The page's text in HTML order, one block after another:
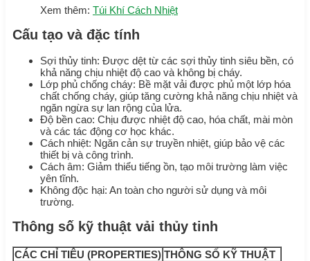
Xem thêm: Túi Khí Cách Nhiệt
Cấu tạo và đặc tính
Sợi thủy tinh: Được dệt từ các sợi thủy tinh siêu bền, có
khả năng chịu nhiệt độ cao và không bị cháy.
Lớp phủ chống cháy: Bề mặt vải được phủ một lớp hóa
chất chống cháy, giúp tăng cường khả năng chịu nhiệt và
ngăn ngừa sự lan rộng của lửa.
Độ bền cao: Chịu được nhiệt độ cao, hóa chất, mài mòn
và các tác động cơ học khác.
Cách nhiệt: Ngăn cản sự truyền nhiệt, giúp bảo vệ các
thiết bị và công trình.
Cách âm: Giảm thiểu tiếng ồn, tạo môi trường làm việc
yên tĩnh.
Không độc hại: An toàn cho người sử dụng và môi
trường.
Thông số kỹ thuật vải thủy tinh
CÁC CHỈ TIÊU (PROPERTIES) THÔNG SỐ KỸ THUẬT